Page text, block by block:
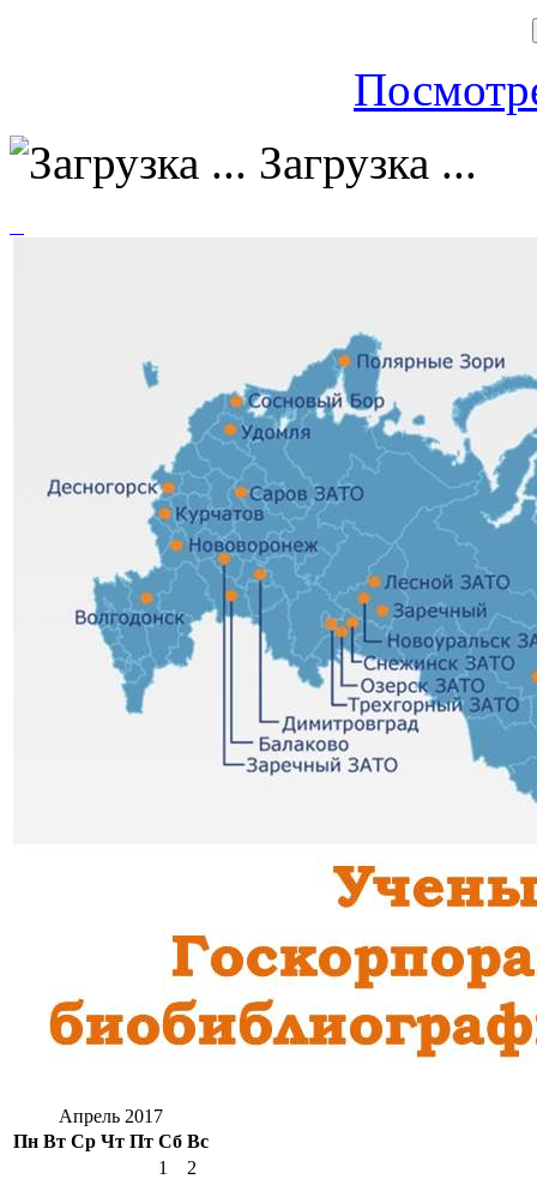
Загрузка ...
Апрель 2017
Пн Вт Ср Чт Пт Сб Вс
1
2